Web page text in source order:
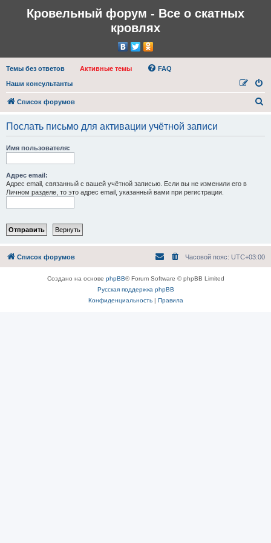
Кровельный форум - Все о скатных
кровлях
Темы без ответов Активные темы FAQ
Наши консультанты
Список форумов
Послать письмо для активации учётной записи
Имя пользователя:
Адрес email:
Адрес email, связанный с вашей учётной записью. Если вы не изменили его в
Личном разделе, то это адрес email, указанный вами при регистрации.
Список форумов Часовой пояс: UTC+03:00
Создано на основе phpBB® Forum Software © phpBB Limited
Русская поддержка phpBB
Конфиденциальность| Правила